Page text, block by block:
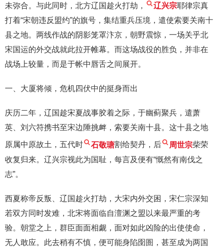
未弥合。与此同时，北方辽国趁火打劫， 辽兴宗耶律宗真
打着“宋朝违反盟约”的旗号，集结重兵压境，遣使索要关南十
县之地。两线作战的阴影笼罩汴京，朝野震惊，一场关乎北
宋国运的外交战就此拉开帷幕。而这场战役的胜负，并非在
战场上较量，而是于帐中唇舌之间展开。
一、大厦将倾，危机四伏中的挺身而出
庆历二年，辽国趁宋夏战事胶着之际，于幽蓟聚兵，遣萧
英、刘六符携书至宋边陲挑衅，索要关南十县。这十县之地
原属中原故土，五代时 石敬瑭割给契丹，后 周世宗柴荣
收复归来。辽兴宗视此为国耻，每言及便有“慨然有南伐之
志”。
西夏称帝反叛、辽国趁火打劫，大宋内外交困，宋仁宗深知
若双方同时发难，北宋将面临自澶渊之盟以来最严重的考
验。朝堂之上，群臣面面相觑，面对如此凶险的出使使命，
无人敢应。此去稍有不慎，便可能身陷囹圄，甚至成为两国